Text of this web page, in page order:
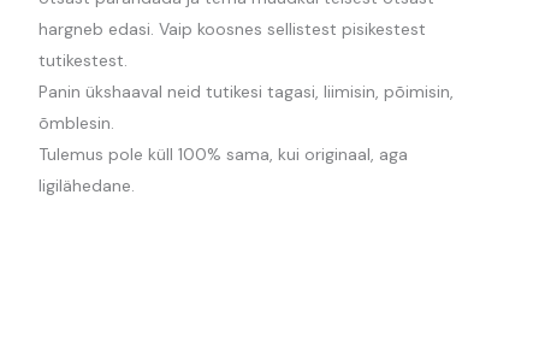
hargneb edasi. Vaip koosnes sellistest pisikestest
tutikestest.
Panin ükshaaval neid tutikesi tagasi, liimisin, põimisin,
õmblesin.
Tulemus pole küll 100% sama, kui originaal, aga
ligilähedane.